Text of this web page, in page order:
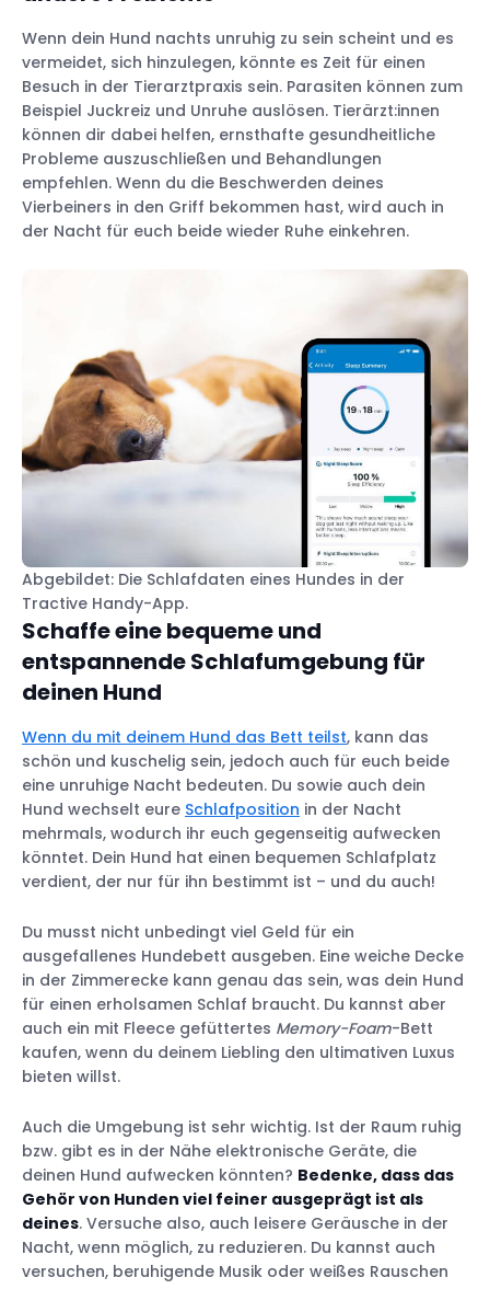
Wenn dein Hund nachts unruhig zu sein scheint und es
vermeidet, sich hinzulegen, könnte es Zeit für einen
Besuch in der Tierarztpraxis sein. Parasiten können zum
Beispiel Juckreiz und Unruhe auslösen. Tierärzt:innen
können dir dabei helfen, ernsthafte gesundheitliche
Probleme auszuschließen und Behandlungen
empfehlen. Wenn du die Beschwerden deines
Vierbeiners in den Griff bekommen hast, wird auch in
der Nacht für euch beide wieder Ruhe einkehren.
Abgebildet: Die Schlafdaten eines Hundes in der
Tractive Handy-App.
Schaffe eine bequeme und
entspannende Schlafumgebung für
deinen Hund
Wenn du mit deinem Hund das Bett teilst, kann das
schön und kuschelig sein, jedoch auch für euch beide
eine unruhige Nacht bedeuten. Du sowie auch dein
Hund wechselt eure Schlafposition in der Nacht
mehrmals, wodurch ihr euch gegenseitig aufwecken
könntet. Dein Hund hat einen bequemen Schlafplatz
verdient, der nur für ihn bestimmt ist – und du auch!
Du musst nicht unbedingt viel Geld für ein
ausgefallenes Hundebett ausgeben. Eine weiche Decke
in der Zimmerecke kann genau das sein, was dein Hund
für einen erholsamen Schlaf braucht. Du kannst aber
auch ein mit Fleece gefüttertes Memory-Foam-Bett
kaufen, wenn du deinem Liebling den ultimativen Luxus
bieten willst.
Auch die Umgebung ist sehr wichtig. Ist der Raum ruhig
bzw. gibt es in der Nähe elektronische Geräte, die
deinen Hund aufwecken könnten? Bedenke, dass das
Gehör von Hunden viel feiner ausgeprägt ist als
deines. Versuche also, auch leisere Geräusche in der
Nacht, wenn möglich, zu reduzieren. Du kannst auch
versuchen, beruhigende Musik oder weißes Rauschen